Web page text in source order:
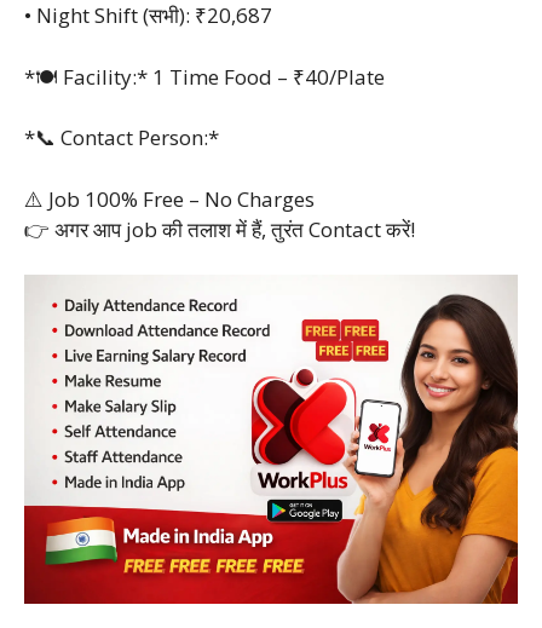
• Night Shift (सभी): ₹20,687
*🍽️ Facility:* 1 Time Food – ₹40/Plate
*📞 Contact Person:*
⚠️ Job 100% Free – No Charges
👉 अगर आप job की तलाश में हैं, तुरंत Contact करें!